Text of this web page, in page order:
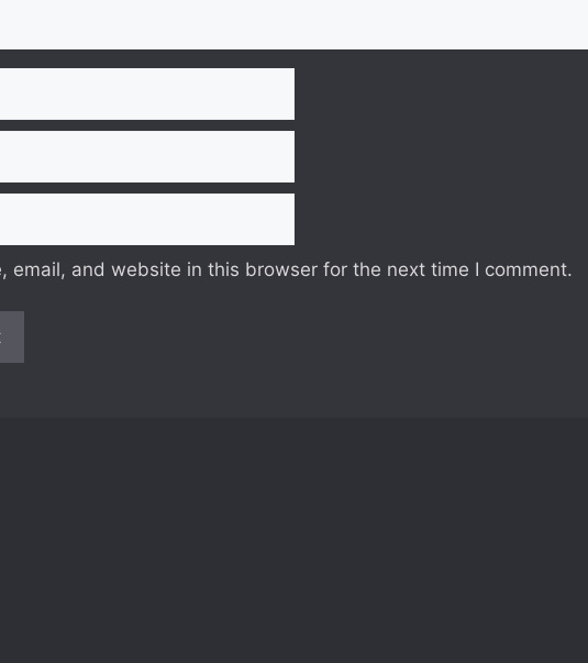
email, and website in this browser for the next time I comment.